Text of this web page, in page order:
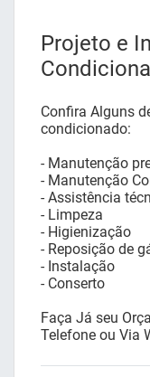
Projeto e
Confira Alguns
condicionado:
- Manutenção
- Manutenção
- Assistência
- Limpeza
- Higienização
- Reposição de
- Instalação
- Conserto
Faça Já seu
Telefone ou Via